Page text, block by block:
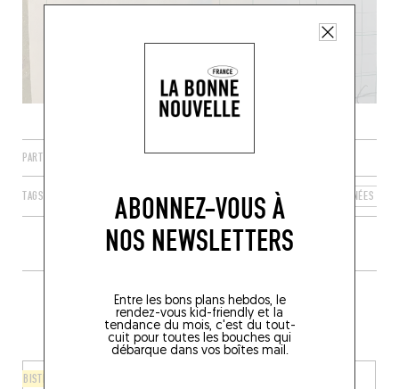
ABONNEZ-VOUS À
NOS NEWSLETTERS
Entre les bons plans hebdos, le
rendez-vous kid-friendly et la
tendance du mois, c'est du tout-
cuit pour toutes les bouches qui
débarque dans vos boîtes mail.
PARTAGER
TAGS LÉZIGNAN OCCITANIE FRANCE HAUTES-PYRÉNÉES
PLUS DE TABLES DE GENRE À
PROXIMITÉ
BISTROT